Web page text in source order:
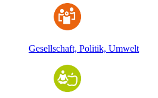
Gesellschaft, Politik, Umwelt